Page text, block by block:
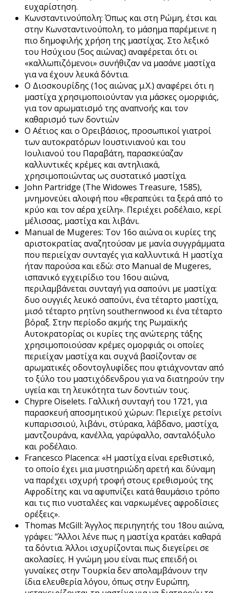
ευχαρίστηση.
Κωνσταντινούπολη: Όπως και στη Ρώμη, έτσι και
στην Κωνσταντινούπολη, το μάσημα παρέμεινε η
πιο δημοφιλής χρήση της μαστίχας. Στο λεξικό
του Ησύχιου (5ος αιώνας) αναφέρεται ότι οι
«καλλωπιζόμενοι» συνήθιζαν να μασάνε μαστίχα
για να έχουν λευκά δόντια.
Ο Διοσκουρίδης (1ος αιώνας μ.Χ.) αναφέρει ότι η
μαστίχα χρησιμοποιούνταν για μάσκες ομορφιάς,
για τον αρωματισμό της αναπνοής και τον
καθαρισμό των δοντιών
Ο Αέτιος και ο Ορειβάσιος, προσωπικοί γιατροί
των αυτοκρατόρων Ιουστινιανού και του
Ιουλιανού του Παραβάτη, παρασκεύαζαν
καλλυντικές κρέμες και αντηλιακά,
χρησιμοποιώντας ως συστατικό μαστίχα.
John Partridge (The Widowes Treasure, 1585),
μνημονεύει αλοιφή που «θεραπεύει τα ξερά από το
κρύο και τον αέρα χείλη». Περιέχει ροδέλαιο, κερί
μέλισσας, μαστίχα και λιβάνι.
Manual de Mugeres: Τον 16ο αιώνα οι κυρίες της
αριστοκρατίας αναζητούσαν με μανία συγγράμματα
που περιείχαν συνταγές για καλλυντικά. Η μαστίχα
ήταν παρούσα και εδώ: στο Manual de Mugeres,
ισπανικό εγχειρίδιο του 16ου αιώνα,
περιλαμβάνεται συνταγή για σαπούνι με μαστίχα:
δυο ουγγιές λευκό σαπούνι, ένα τέταρτο μαστίχα,
μισό τέταρτο ρητίνη southernwood κι ένα τέταρτο
βόραξ. Στην περίοδο ακμής της Ρωμαϊκής
Αυτοκρατορίας οι κυρίες της ανώτερης τάξης
χρησιμοποιούσαν κρέμες ομορφιάς οι οποίες
περιείχαν μαστίχα και συχνά βασίζονταν σε
αρωματικές οδοντογλυφίδες που φτιάχνονταν από
το ξύλο του μαστιχόδενδρου για να διατηρούν την
υγεία και τη λευκότητα των δοντιών τους.
Chypre Oiselets. Γαλλική συνταγή του 1721, για
παρασκευή αποσμητικού χώρων: Περιείχε ρετσίνι
κυπαρισσιού, λιβάνι, στύρακα, λάβδανο, μαστίχα,
μαντζουράνα, κανέλλα, γαρύφαλλο, σανταλόξυλο
και ροδέλαιο.
Francesco Placenca: «Η μαστίχα είναι ερεθιστικό,
το οποίο έχει μια μυστηριώδη αρετή και δύναμη
να παρέχει ισχυρή τροφή στους ερεθισμούς της
Αφροδίτης και να αφυπνίζει κατά θαυμάσιο τρόπο
και τις πιο νυσταλέες και ναρκωμένες αφροδίσιες
ορέξεις».
Τhomas McGill: Άγγλος περιηγητής του 18ου αιώνα,
γράφει: "Άλλοι λένε πως η μαστίχα κρατάει καθαρά
τα δόντια. Άλλοι ισχυρίζονται πως διεγείρει σε
ακολασίες. Η γνώμη μου είναι πως επειδή οι
γυναίκες στην Τουρκία δεν απολαμβάνουν την
ίδια ελευθερία λόγου, όπως στην Ευρώπη,